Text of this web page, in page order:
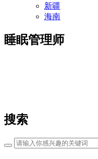
新疆
海南
睡眠管理师
搜索